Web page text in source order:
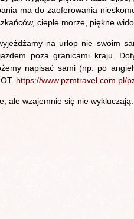
ma do zaoferowania
ciepłe morze, piękne
na urlop nie swoim
poza granicami kraju.
napisać sami (np. po
https://www.pzmtravel.com.pl/
ale wzajemnie się nie